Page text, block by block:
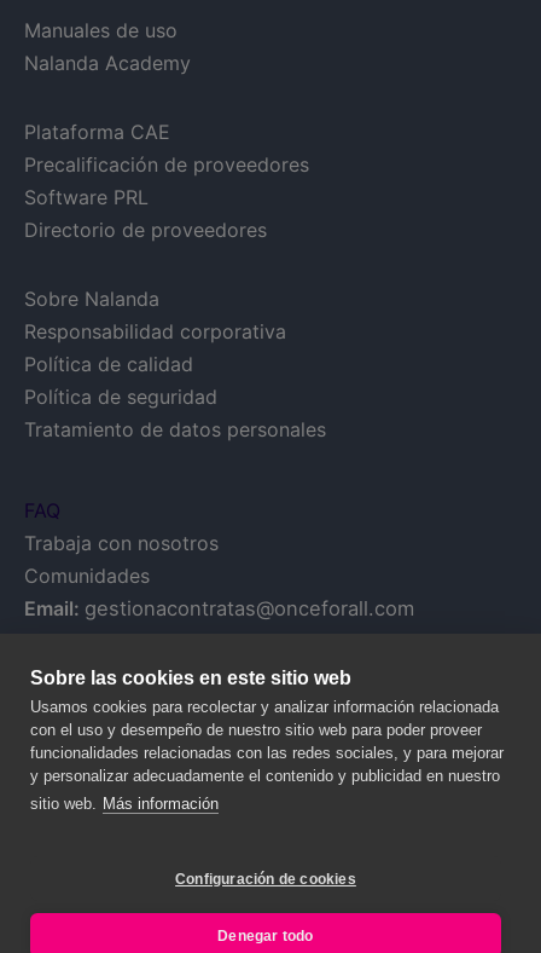
Manuales de uso
Nalanda Academy
Plataforma CAE
Precalificación de proveedores
Software PRL
Directorio de proveedores
Sobre Nalanda
Responsabilidad corporativa
Política de calidad
Política de seguridad
Tratamiento de datos personales
FAQ
Trabaja con nosotros
Comunidades
Email: gestionacontratas@onceforall.com
Sobre las cookies en este sitio web
Usamos cookies para recolectar y analizar información relacionada
con el uso y desempeño de nuestro sitio web para poder proveer
funcionalidades relacionadas con las redes sociales, y para mejorar
y personalizar adecuadamente el contenido y publicidad en nuestro
sitio web. Más información
Configuración de cookies
Denegar todo